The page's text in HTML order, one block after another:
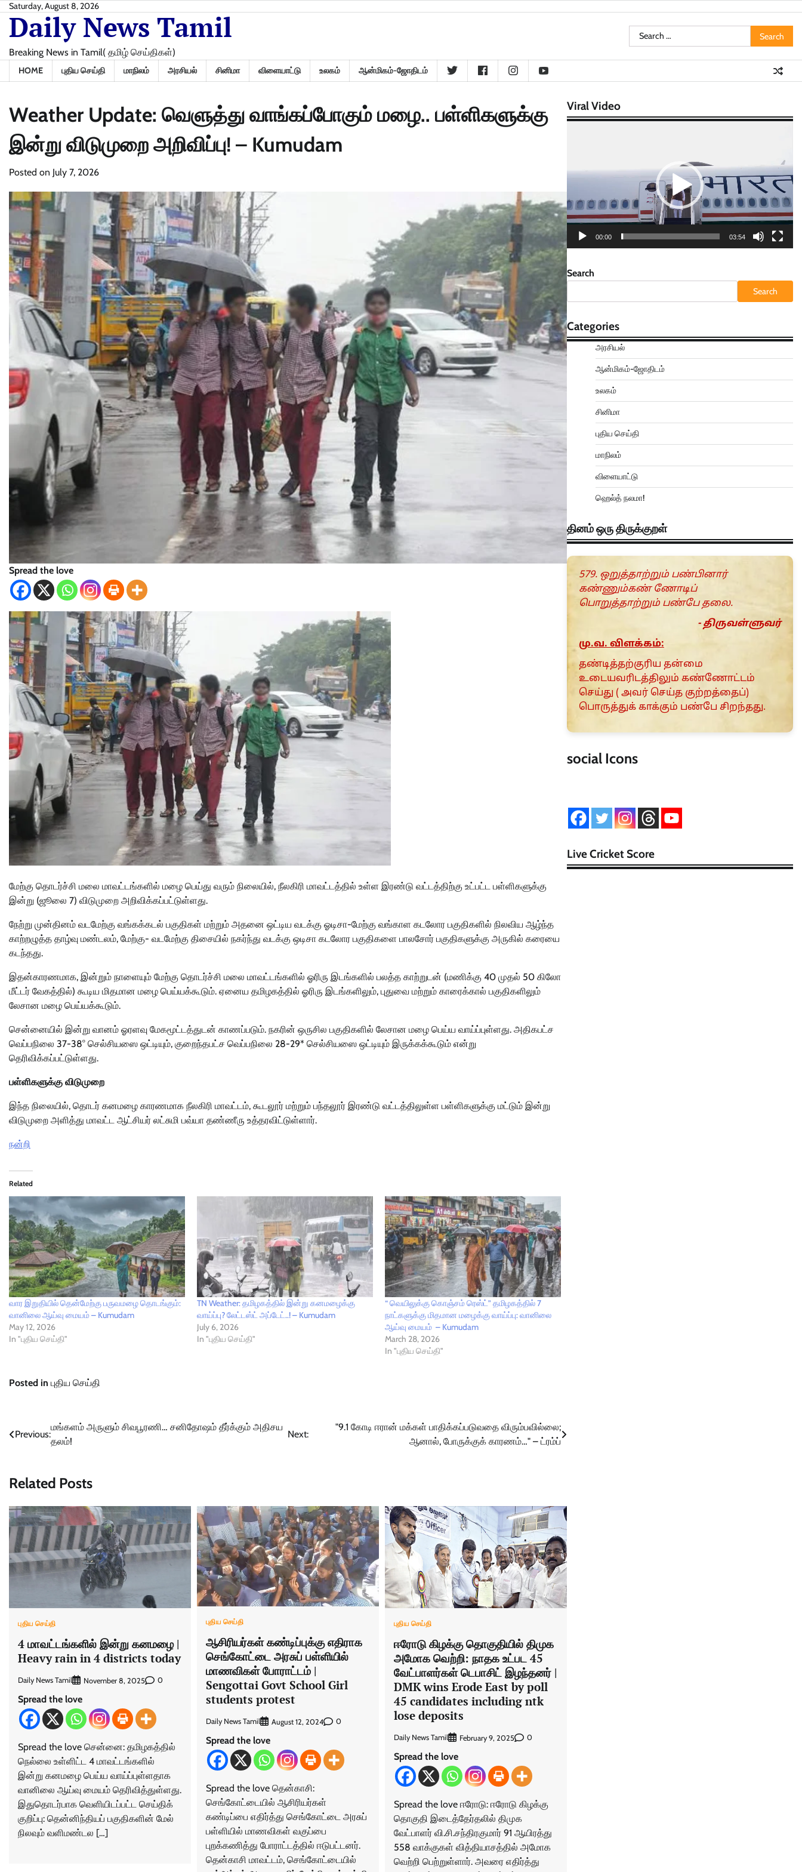
Skip
content
Saturday, August 8, 2026
Daily News Tamil
Breaking News in Tamil( தமிழ் செய்திகள்)
Search
for:
HOME புதிய செய்தி மாநிலம் அரசியல் சினிமா விளையாட்டு உலகம் ஆன்மிகம்-ஜோதிடம்
Weather Update: வெளுத்து வாங்கப்போகும் மழை.. பள்ளிகளுக்கு
இன்று விடுமுறை அறிவிப்பு! – Kumudam
Posted on July 7, 2026
Spread the love
மேற்கு தொடர்ச்சி மலை மாவட்டங்களில் மழை பெய்து வரும் நிலையில், நீலகிரி மாவட்டத்தில் உள்ள இரண்டு வட்டத்திற்கு உட்பட்ட பள்ளிகளுக்கு
இன்று (ஜூலை 7) விடுமுறை அறிவிக்கப்பட்டுள்ளது.
நேற்று முன்தினம் வடமேற்கு வங்கக்கடல் பகுதிகள் மற்றும் அதனை ஒட்டிய வடக்கு ஓடிசா-மேற்கு வங்காள கடலோர பகுதிகளில் நிலவிய ஆழ்ந்த
காற்றழுத்த தாழ்வு மண்டலம், மேற்கு- வடமேற்கு திசையில் நகர்ந்து வடக்கு ஒடிசா கடலோர பகுதிகளை பாலசோர் பகுதிகளுக்கு அருகில் கரையை
கடந்தது.
இதன்காரணமாக, இன்றும் நாளையும் மேற்கு தொடர்ச்சி மலை மாவட்டங்களில் ஓரிரு இடங்களில் பலத்த காற்றுடன் (மணிக்கு 40 முதல் 50 கிலோ
மீட்டர் வேகத்தில்) கூடிய மிதமான மழை பெய்யக்கூடும். ஏனைய தமிழகத்தில் ஓரிரு இடங்களிலும், புதுவை மற்றும் காரைக்கால் பகுதிகளிலும்
லேசான மழை பெய்யக்கூடும்.
சென்னையில் இன்று வானம் ஓரளவு மேகமூட்டத்துடன் காணப்படும். நகரின் ஒருசில பகுதிகளில் லேசான மழை பெய்ய வாய்ப்புள்ளது. அதிகபட்ச
வெப்பநிலை 37-38° செல்சியஸை ஒட்டியும், குறைந்தபட்ச வெப்பநிலை 28-29* செல்சியஸை ஒட்டியும் இருக்கக்கூடும் என்று
தெரிவிக்கப்பட்டுள்ளது.
பள்ளிகளுக்கு விடுமுறை
இந்த நிலையில், தொடர் கனமழை காரணமாக நீலகிரி மாவட்டம், கூடலூர் மற்றும் பந்தலூர் இரண்டு வட்டத்திலுள்ள பள்ளிகளுக்கு மட்டும் இன்று
விடுமுறை அளித்து மாவட்ட ஆட்சியர் லட்சுமி பவ்யா தண்ணீரு உத்தரவிட்டுள்ளார்.
நன்றி
Related
வார இறுதியில் தென்மேற்கு பருவமழை தொடங்கும்:
வானிலை ஆய்வு மையம் – Kumudam
May 12, 2026
In "புதிய செய்தி"
TN Weather: தமிழகத்தில் இன்று கனமழைக்கு
வாய்ப்பு? லேட்டஸ்ட் அப்டேட்..! – Kumudam
July 6, 2026
In "புதிய செய்தி"
“ வெயிலுக்கு கொஞ்சம் ரெஸ்ட்” தமிழகத்தில் 7
நாட்களுக்கு மிதமான மழைக்கு வாய்ப்பு: வானிலை
ஆய்வு மையம் – Kumudam
March 28, 2026
In "புதிய செய்தி"
Posted in புதிய செய்தி
Post
navigation
Previous:
மங்களம் அருளும் சிவபூரணி… சனிதோஷம் தீர்க்கும் அதிசய
தலம்!
Next:
"9.1 கோடி ஈரான் மக்கள் பாதிக்கப்படுவதை விரும்பவில்லை;
ஆனால், போருக்குக் காரணம்…" – ட்ரம்ப்
Related Posts
புதிய செய்தி
4 மாவட்டங்களில் இன்று கனமழை |
Heavy rain in 4 districts today
Daily News Tamil November 8, 2025 0
Spread the love
Spread the love சென்னை: தமிழகத்​தில்
நெல்லை உள்​ளிட்ட 4 மாவட்​டங்​களில்
இன்று கனமழை பெய்ய வாய்ப்​புள்​ள​தாக
வானிலை ஆய்வு மையம் தெரி​வித்​துள்​ளது.
இதுதொடர்​பாக வெளி​யிடப்பட்ட செய்​திக்​
குறிப்​பு: தென்​னிந்​தி​யப் பகு​தி​களின் மேல்
நில​வும் வளிமண்டல […]
புதிய செய்தி
ஆசிரியர்கள் கண்டிப்புக்கு எதிராக
செங்கோட்டை அரசுப் பள்ளியில்
மாணவிகள் போராட்டம் |
Sengottai Govt School Girl
students protest
Daily News Tamil August 12, 2024 0
Spread the love
Spread the love தென்காசி:
செங்கோட்டையில் ஆசிரியர்கள்
கண்டிப்பை எதிர்த்து செங்கோட்டை அரசுப்
பள்ளியில் மாணவிகள் வகுப்பை
புறக்கணித்து போராட்டத்தில் ஈடுபட்டனர்.
தென்காசி மாவட்டம், செங்கோட்டையில்
புதிய செய்தி
ஈரோடு கிழக்கு தொகுதியில் திமுக
அமோக வெற்றி: நாதக உட்பட 45
வேட்பாளர்கள் டெபாசிட் இழந்தனர் |
DMK wins Erode East by poll
45 candidates including ntk
lose deposits
Daily News Tamil February 9, 2025 0
Spread the love
Spread the love ஈரோடு: ஈரோடு கிழக்கு
தொகுதி இடைத்தேர்தலில் திமுக
வேட்பாளர் வி.சி.சந்திரகுமார் 91 ஆயிரத்து
558 வாக்குகள் வித்தியாசத்தில் அமோக
வெற்றி பெற்றுள்ளார். அவரை எதிர்த்து
Viral Video
00:00 03:54
Search
Search
Categories
அரசியல்
ஆன்மிகம்-ஜோதிடம்
உலகம்
சினிமா
புதிய செய்தி
மாநிலம்
விளையாட்டு
ஹெல்த் நலமா!
தினம் ஒரு திருக்குறள்
579. ஒறுத்தாற்றும் பண்பினார்
கண்ணும்கண் ணோடிப்
பொறுத்தாற்றும் பண்பே தலை.
- திருவள்ளுவர்
மு.வ. விளக்கம்:
தண்டித்தற்குரிய தன்மை
உடையவரிடத்திலும் கண்ணோட்டம்
செய்து ( அவர் செய்த குற்றத்தைப்)
பொருத்துக் காக்கும் பண்பே சிறந்தது.
social Icons
Live Cricket Score